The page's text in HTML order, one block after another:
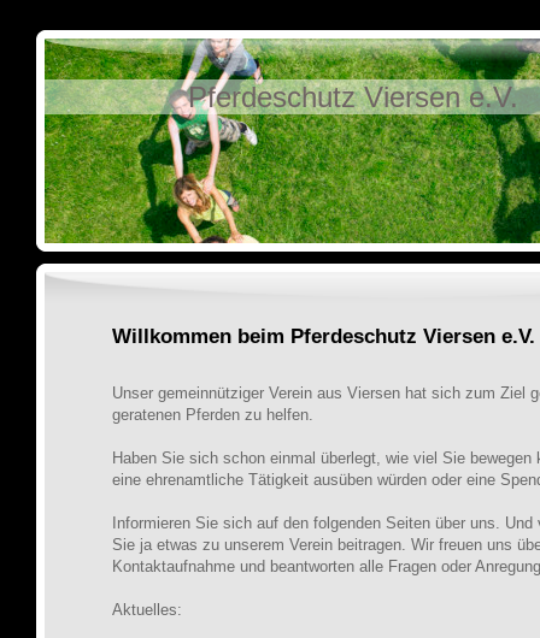
Pferdeschutz Viersen e.V.
Willkommen beim Pferdeschutz Viersen e.V.
Unser gemeinnütziger Verein aus Viersen hat sich zum Ziel
geratenen Pferden zu helfen.
Haben Sie sich schon einmal überlegt, wie viel Sie bewegen
eine ehrenamtliche Tätigkeit ausüben würden oder eine
Informieren Sie sich auf den folgenden Seiten über uns.
Sie ja etwas zu unserem Verein beitragen. Wir freuen uns
Kontaktaufnahme und beantworten alle Fragen oder
Aktuelles: